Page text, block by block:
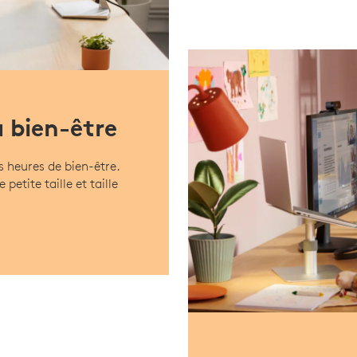
bien-être
heures de bien-être.
petite taille et taille